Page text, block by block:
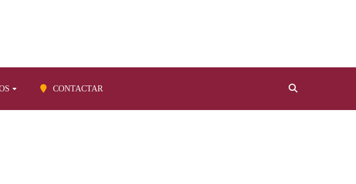
CONTACTAR